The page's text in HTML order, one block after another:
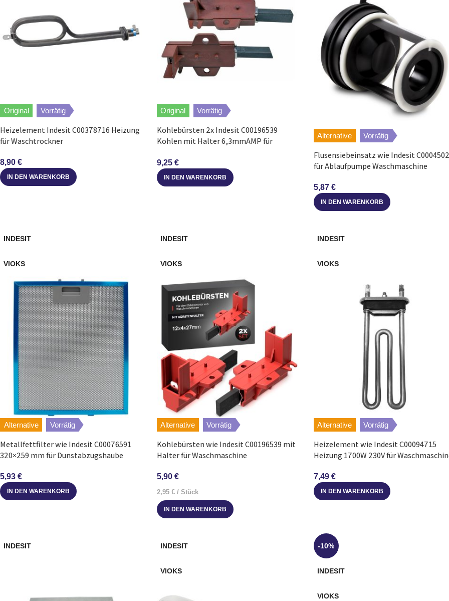
Original Vorrätig
Heizelement Indesit C00378716 Heizung
für Waschtrockner
8,90 €
IN DEN WARENKORB
Original Vorrätig
Kohlebürsten 2x Indesit C00196539
Kohlen mit Halter 6,3mmAMP für
9,25 €
IN DEN WARENKORB
Alternative Vorrätig
Flusensiebeinsatz wie Indesit
für Ablaufpumpe Waschmaschine
5,87 €
IN DEN WARENKORB
INDESIT
VIOKS
Alternative Vorrätig
Metallfettfilter wie Indesit C00076591
320×259 mm für Dunstabzugshaube
5,93 €
IN DEN WARENKORB
INDESIT
VIOKS
Alternative Vorrätig
Kohlebürsten wie Indesit C00196539 mit
Halter für Waschmaschine
5,90 €
2,95 €/ Stück
IN DEN WARENKORB
INDESIT
VIOKS
Alternative Vorrätig
Heizelement wie Indesit C00094715
Heizung 1700W 230V für
7,49 €
IN DEN WARENKORB
INDESIT INDESIT
VIOKS
-10%
INDESIT
VIOKS